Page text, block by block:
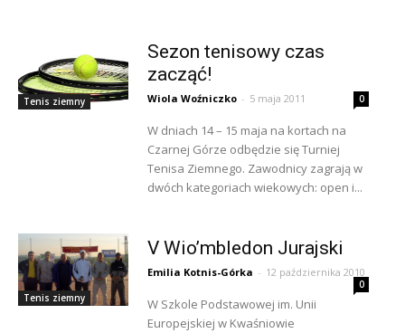
Tenis ziemny
Sezon tenisowy czas
zacząć!
Wiola Woźniczko - 5 maja 2011 0
W dniach 14 – 15 maja na kortach na
Czarnej Górze odbędzie się Turniej
Tenisa Ziemnego. Zawodnicy zagrają w
dwóch kategoriach wiekowych: open i...
Tenis ziemny
V Wio’mbledon Jurajski
Emilia Kotnis-Górka - 12 października 2010
0
W Szkole Podstawowej im. Unii
Europejskiej w Kwaśniowie